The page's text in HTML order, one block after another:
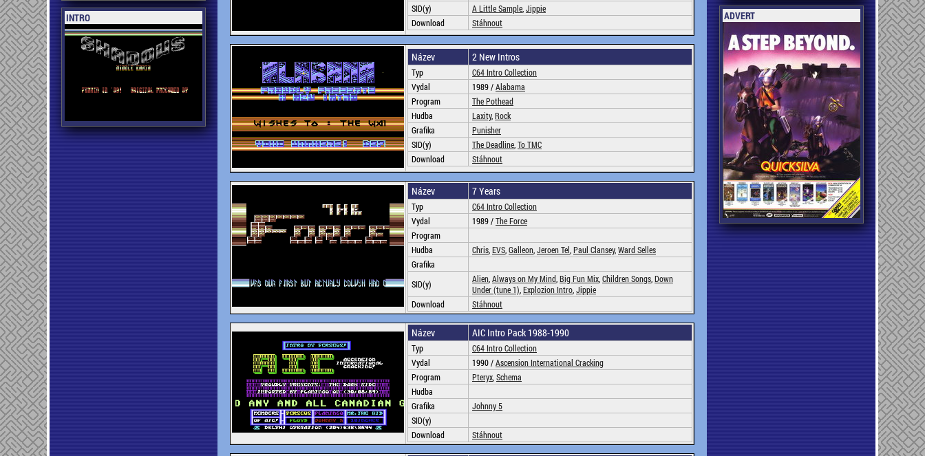
INTRO
SID(y)
A Little Sample Jippie
Download
Stáhnout
Název 2 New Intros
Typ
C64 Intro Collection
Vydal
1989 /Alabama
Program
The Pothead
Hudba
Laxity, Rock
Grafika
Punisher
SID(y)
The Deadline To TMC
Download
Stáhnout
Název 7 Years
Typ
C64 Intro Collection
Vydal
1989 /The Force
Program
Hudba
Chris EVS Galleon Jeroen Tel Paul Clansey, Ward Selles
Grafika
SID(y)
Alien Always on My Mind Big Fun Mix Children Songs Down
Under (tune 1) Explozion Intro Jippie
Download
Stáhnout
Název AIC Intro Pack 1988-1990
Typ
C64 Intro Collection
Vydal
1990 /Ascension International Cracking
Program
Pteryx Schema
Hudba
Grafika
Johnny 5
SID(y)
Download
Stáhnout
ADVERT